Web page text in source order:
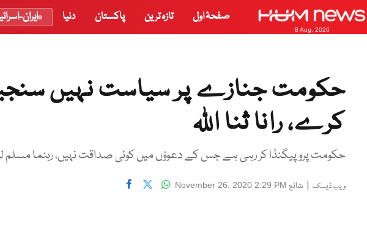
8 Aug, 2026
صفحۂ اول تازہ ترین پاکستان دنیا ایران-
حکومت جنازے پر سیاست نہیں
کرے، رانا ثنا اللہ
حکومت پروپیگنڈا کر رہی ہے جس کے دعوؤں میں کوئی صداقت نہیں، رہنما
ویب ڈیسک | شائع November 26, 2020 2:29 PM